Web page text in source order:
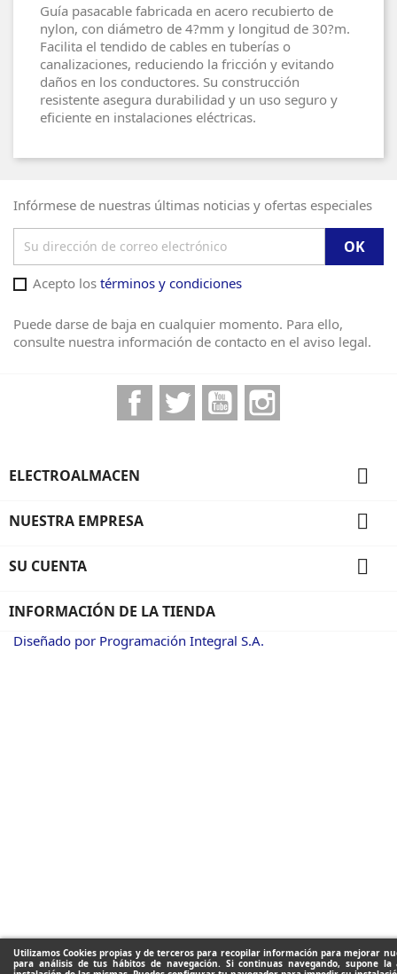
Utilizamos Cookies propias y de terceros para recopilar información para mejorar
para análisis de tus hábitos de navegación. Si continuas navegando, supone la
Guía pasacable fabricada en acero recubierto de
nylon, con diámetro de 4?mm y longitud de 30?m.
Facilita el tendido de cables en tuberías o
canalizaciones, reduciendo la fricción y evitando
daños en los conductores. Su construcción
resistente asegura durabilidad y un uso seguro y
eficiente en instalaciones eléctricas.
Infórmese de nuestras últimas noticias y ofertas especiales
Acepto los términos y condiciones
Puede darse de baja en cualquier momento. Para ello,
consulte nuestra información de contacto en el aviso legal.
FacebookTwitter YouTube
ELECTROALMACEN 
NUESTRA EMPRESA 
SU CUENTA 
INFORMACIÓN DE LA TIENDA
Diseñado por Programación Integral S.A.